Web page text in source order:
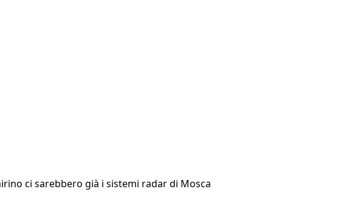
ci sarebbero già i sistemi radar di Mosca